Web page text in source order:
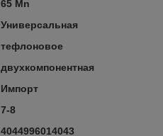
65 Mn
Универсальная
тефлоновое
двухкомпонентная
Импорт
7-8
4044996014043